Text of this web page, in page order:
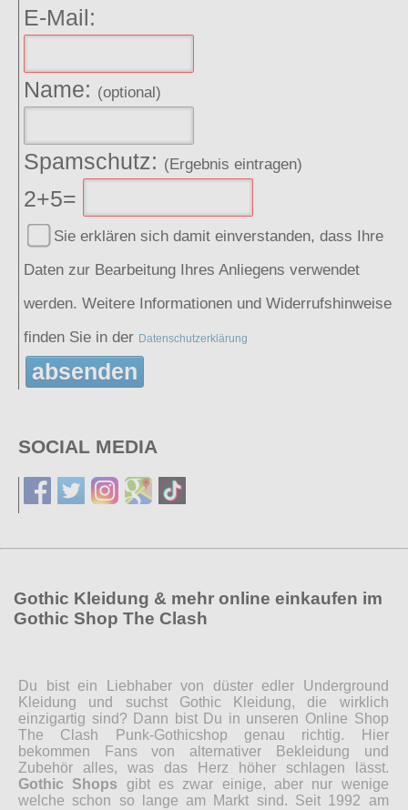
E-Mail:
Name: (optional)
Spamschutz: (Ergebnis eintragen)
2+5=
Sie erklären sich damit einverstanden, dass Ihre
Daten zur Bearbeitung Ihres Anliegens verwendet
werden. Weitere Informationen und Widerrufshinweise
finden Sie in der Datenschutzerklärung
absenden
SOCIAL MEDIA
Gothic Kleidung & mehr online einkaufen im
Gothic Shop The Clash
Du bist ein Liebhaber von düster edler Underground
Kleidung und suchst Gothic Kleidung, die wirklich
einzigartig sind? Dann bist Du in unseren Online Shop
The Clash Punk-Gothicshop genau richtig. Hier
bekommen Fans von alternativer Bekleidung und
Zubehör alles, was das Herz höher schlagen lässt.
Gothic Shops gibt es zwar einige, aber nur wenige
welche schon so lange am Markt sind. Seit 1992 am